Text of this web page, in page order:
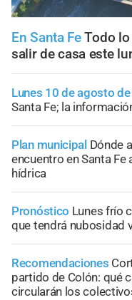
En Santa FeTodo
salir de casa este
Lunes 10 de agosto
Santa Fe; la
Plan municipal Dónde
encuentro en Santa
hídrica
Pronóstico Lunes frío
que tendrá nubosidad
Recomendaciones
partido de Colón: qué
circularán los